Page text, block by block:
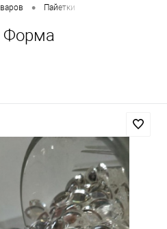
• Пайетки
Форма